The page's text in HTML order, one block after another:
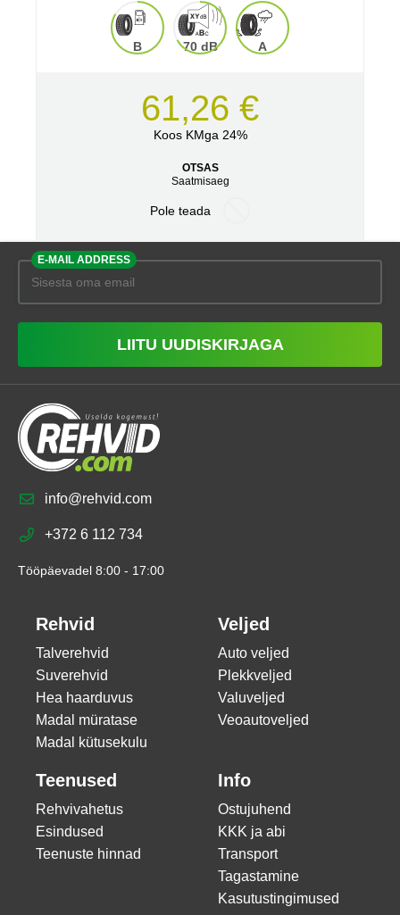
B 70 dB A
61,26 €
Koos KMga 24%
OTSAS
Saatmisaeg
Pole teada
E-MAIL ADDRESS
LIITU UUDISKIRJAGA
info@rehvid.com
+372 6 112 734
Tööpäevadel 8:00 - 17:00
Rehvid
Talverehvid
Suverehvid
Hea haarduvus
Madal müratase
Madal kütusekulu
Veljed
Auto veljed
Plekkveljed
Valuveljed
Veoautoveljed
Teenused
Rehvivahetus
Esindused
Teenuste hinnad
Info
Ostujuhend
KKK ja abi
Transport
Tagastamine
Kasutustingimused